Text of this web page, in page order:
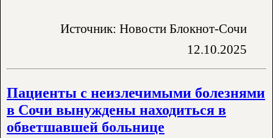
Источник: Новости Блокнот-Сочи
12.10.2025
Пациенты с неизлечимыми болезнями
в Сочи вынуждены находиться в
обветшавшей больнице